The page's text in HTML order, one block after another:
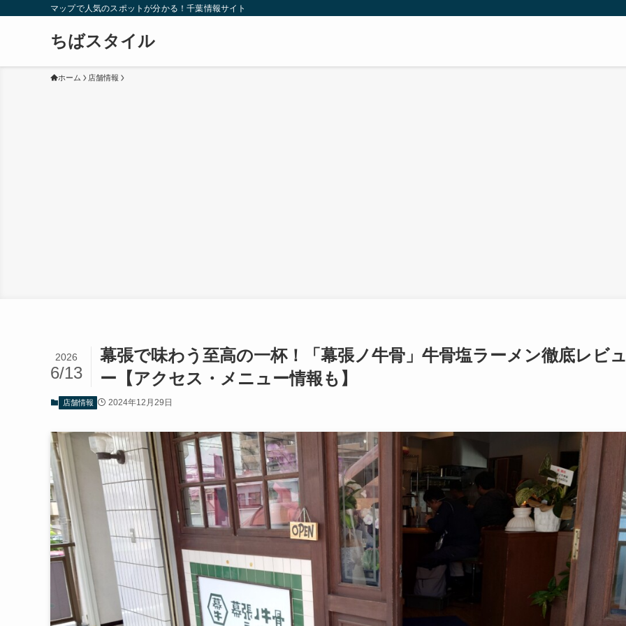
マップで人気のスポットが分かる！千葉情報サイト
ちばスタイル
ホーム 店舗情報
幕張で味わう至高の一杯！「幕張ノ牛骨」牛骨塩ラーメン徹底レビ
ー【アクセス・メニュー情報も】
2026
6/13
店舗情報 2024年12月29日